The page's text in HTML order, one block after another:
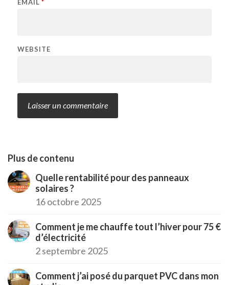
EMAIL *
WEBSITE
Plus de contenu
Quelle rentabilité pour des panneaux
solaires ?
16 octobre 2025
Comment je me chauffe tout l’hiver pour 75 €
d’électricité
2 septembre 2025
Comment j’ai posé du parquet PVC dans mon